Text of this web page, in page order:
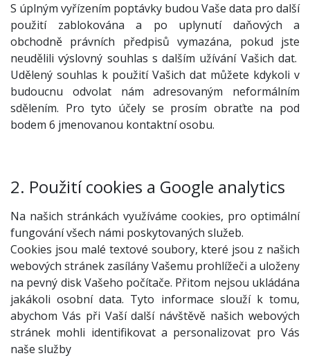
S úplným vyřízením poptávky budou Vaše data pro další
použití zablokována a po uplynutí daňových a
obchodně právních předpisů vymazána, pokud jste
neudělili výslovný souhlas s dalším užívání Vašich dat.
Udělený souhlas k použití Vašich dat můžete kdykoli v
budoucnu odvolat nám adresovaným neformálním
sdělením. Pro tyto účely se prosím obraťte na pod
bodem 6 jmenovanou kontaktní osobu.
2. Použití cookies a Google analytics
Na našich stránkách využíváme cookies, pro optimální
fungování všech námi poskytovaných služeb.
Cookies jsou malé textové soubory, které jsou z našich
webových stránek zasílány Vašemu prohlížeči a uloženy
na pevný disk Vašeho počítače. Přitom nejsou ukládána
jakákoli osobní data. Tyto informace slouží k tomu,
abychom Vás při Vaší další návštěvě našich webových
stránek mohli identifikovat a personalizovat pro Vás
naše služby